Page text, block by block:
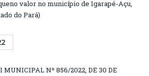
valor no município de Igarapé-Açu,
do Pará)
MUNICIPAL Nº 856/2022, DE 30 DE